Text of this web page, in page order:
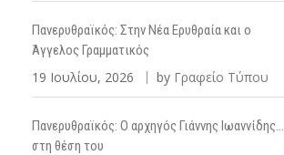
Πανερυθραϊκός: Στην Νέα Ερυθραία και ο
Άγγελος Γραμματικός
19 Ιουλίου, 2026 by Γραφείο Τύπου
Πανερυθραϊκός: Ο αρχηγός Γιάννης Ιωαννίδης…
στη θέση του